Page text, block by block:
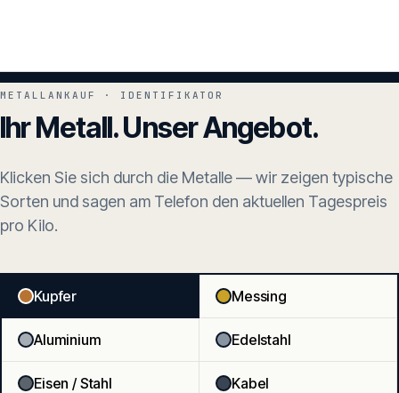
METALLANKAUF · IDENTIFIKATOR
Ihr Metall. Unser Angebot.
Klicken Sie sich durch die Metalle — wir zeigen typische
Sorten und sagen am Telefon den aktuellen Tagespreis
pro Kilo.
Kupfer Messing
Aluminium Edelstahl
Eisen / Stahl Kabel